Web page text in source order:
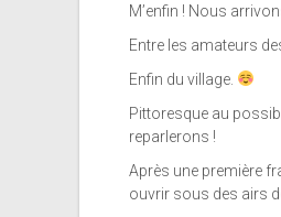
M’enfin ! Nous
Entre les amateurs
Enfin du village.
Pittoresque au
reparlerons !
Après une première
ouvrir sous des airs